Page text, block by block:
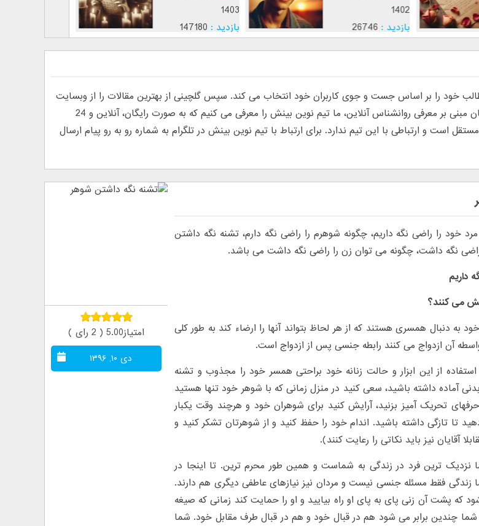
بازدید :
147180
بازدید :
26746
را بر اساس جست و جوی کاربران خود انتخاب می کند. سپس گلچینی از بهترین مقالات را از وبسایت
های فارسی و انگلیسی پیدا کرده و منتشر می کند. به دلیل درخواست خوانندگان مبنی بر معرفی روانشناس آنلاین، ما تیم نوین بینش را معرفی می کنیم که به صورت رایگان، آنلاین و 24
و ارتباطی با این تیم ندارد. برای ارتباط با تیم نوین بینش در تلگرام به شماره رو به رو پیام ارسال
امتیاز5.00 ( 2 رای )
دی ۱۰, ۱۳۹۶
خود را راضی نگه داریم، چگونه شوهرم را راضی نگه دارم، تشنه نگه داشتن
راضی نگه داشت، چگونه می توان زن را راضی نگه داشت می باشد.
داریم
می کنند؟
به دنبال همسری هستند که از هر لحاظ بتواند آنها را ارضاء کند به طور کلی
آن ازدواج می کنند رابطه جنسی پس از ازدواج است.
از این ابزار و حالت زنانه خود براحتی همسر خود را مجذوب و تشنه
آماده داشته باشید، سعی کنید در منزل زمانی که با شوهر خود تنها هستید
تحریک آمیز بزنید، آرایش کنید برای شوهران خود و هرچند وقت یکبار
تا تازگی داشته باشید. اندام خود را حفظ کنید و از شوهرتان تشکر کنید و
آقایان نیز باید نکاتی را رعایت کنند).
ترین فرد در زندگی به شماست و همین طور محرم ترین. تا اینجا در
زندگی فقط مسئله جنسی نیست و مردان نیز نیازهای عاطفی دیگری هم دارند.
که پشت آن زنی پای به پای او راه بیایید و او را حمایت کند زمانی که صیغه
چندین برابر می شود هم در قبال خود و هم در قبال طرف مقابل خود. شما